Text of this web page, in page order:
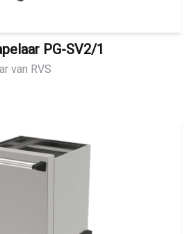
PG-SV2/1
van RVS